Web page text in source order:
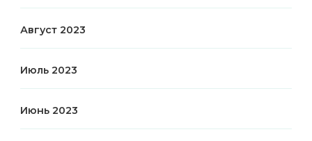
Август 2023
Июль 2023
Июнь 2023